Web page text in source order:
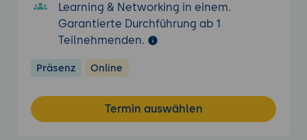
Learning & Networking in einem.
Garantierte Durchführung ab 1
Teilnehmenden.
Präsenz Online
Termin auswählen